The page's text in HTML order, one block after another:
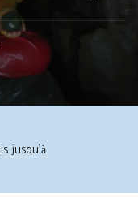
Jour:
jusqu’à